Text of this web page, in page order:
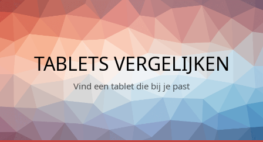
Skip
to
content
TABLETS VERGELIJKEN
Vind een tablet die bij je past